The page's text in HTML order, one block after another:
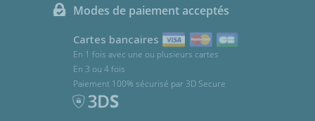
Modes de paiement acceptés
Cartes bancaires
En 1 fois avec une ou plusieurs cartes
En 3 ou 4 fois
Paiement 100% sécurisé par 3D Secure